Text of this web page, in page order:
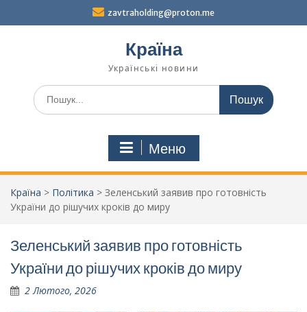
zavtraholding@proton.me
Країна
Українські новини
Шукати:
Меню
Країна > Політика > Зеленський заявив про готовність
України до рішучих кроків до миру
Зеленський заявив про готовність
України до рішучих кроків до миру
2 Лютого, 2026